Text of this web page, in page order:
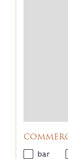
bar